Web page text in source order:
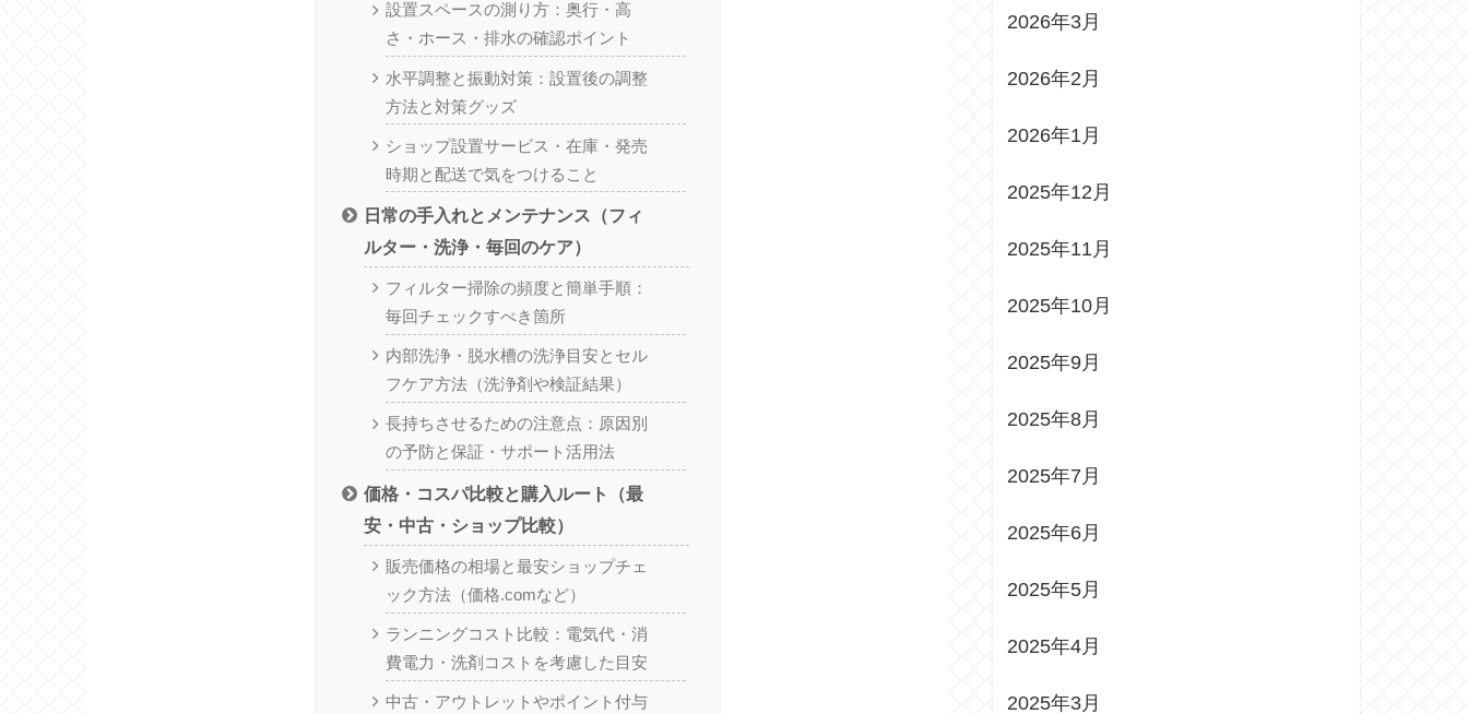
設置スペースの測り方：奥行・高
さ・ホース・排水の確認ポイント
水平調整と振動対策：設置後の調整
方法と対策グッズ
ショップ設置サービス・在庫・発売
時期と配送で気をつけること
日常の手入れとメンテナンス（フィ
ルター・洗浄・毎回のケア）
フィルター掃除の頻度と簡単手順：
毎回チェックすべき箇所
内部洗浄・脱水槽の洗浄目安とセル
フケア方法（洗浄剤や検証結果）
長持ちさせるための注意点：原因別
の予防と保証・サポート活用法
価格・コスパ比較と購入ルート（最
安・中古・ショップ比較）
販売価格の相場と最安ショップチェ
ック方法（価格.comなど）
ランニングコスト比較：電気代・消
費電力・洗剤コストを考慮した目安
中古・アウトレットやポイント付与
2026年3月
2026年2月
2026年1月
2025年12月
2025年11月
2025年10月
2025年9月
2025年8月
2025年7月
2025年6月
2025年5月
2025年4月
2025年3月